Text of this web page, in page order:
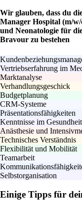
Wir glauben, dass du
Manager Hospital (m/
und Neonatologie für
Bravour zu bestehen
Vertriebserfahrung im
Marktanalyse
Verhandlungsgeschick
Budgetplanung
CRM-Systeme
Präsentationsfähigkeiten
Kenntnisse im
Anästhesie und
Technisches Verständnis
Flexibilität und Mobilität
Teamarbeit
Selbstorganisation
Einige Tipps für